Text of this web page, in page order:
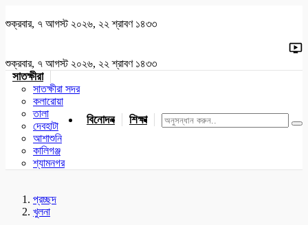
শুক্রবার, ৭ আগস্ট ২০২৬, ২২ শ্রাবণ ১৪৩৩
শুক্রবার, ৭ আগস্ট ২০২৬, ২২ শ্রাবণ ১৪৩৩
সাতক্ষীরা
সাতক্ষীরা সদর
কলারোয়া
তালা
দেবহাটা
আশাশুনি
কালিগঞ্জ
শ্যামনগর
বিনোদন শিক্ষা খেলাধুলা জাতীয় যশোর
প্রচ্ছদ
খুলনা